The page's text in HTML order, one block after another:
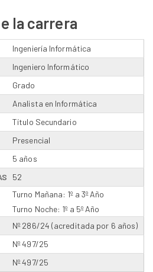
la carrera
Ingeniería Informática
Ingeniero Informático
Grado
Analista en Informática
Título Secundario
Presencial
5 años
52
Turno Mañana: 1º a 3º Año
Turno Noche: 1º a 5º Año
Nº 286/24 (acreditada por 6 años)
Nº 497/25
Nº 497/25